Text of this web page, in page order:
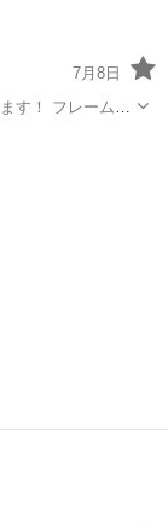
7月8日
ームの